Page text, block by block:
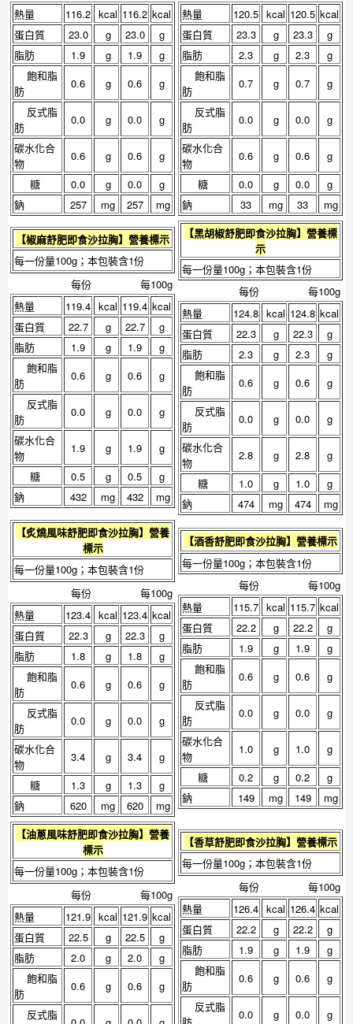
熱量
116.2 kcal 116.2 kcal
蛋白質
23.0 g 23.0
g
脂肪
1.9 g 1.9
g
飽和脂
肪
0.6 g 0.6
g
反式脂
肪
0.0 g 0.0
g
碳水化合
物
0.6 g 0.6
g
糖
0.0 g 0.0
g
鈉
257 mg 257 mg
熱量
120.5 kcal 120.5 kcal
蛋白質
23.3 g 23.3
g
脂肪
2.3 g 2.3
g
飽和脂
肪
0.7 g 0.7
g
反式脂
肪
0.0 g 0.0
g
碳水化合
物
0.6 g 0.6
g
糖
0.0 g 0.0
g
鈉
33 mg 33 mg
【椒麻舒肥即食沙拉胸】營養標示
每一份量100g；本包裝含1份
每份
每100g
熱量
119.4 kcal 119.4 kcal
蛋白質
22.7 g 22.7
g
脂肪
1.9 g 1.9
g
飽和脂
肪
0.6 g 0.6
g
反式脂
肪
0.0 g 0.0
g
碳水化合
物
1.9 g 1.9
g
糖
0.5 g 0.5
g
鈉
432 mg 432 mg
【黑胡椒舒肥即食沙拉胸】營養標
示
每一份量100g；本包裝含1份
每份
每100g
熱量
124.8 kcal 124.8 kcal
蛋白質
22.3 g 22.3
g
脂肪
2.3 g 2.3
g
飽和脂
肪
0.6 g 0.6
g
反式脂
肪
0.0 g 0.0
g
碳水化合
物
2.8 g 2.8
g
糖
1.0 g 1.0
g
鈉
474 mg 474
mg
【炙燒風味舒肥即食沙拉胸】營養
標示
每一份量100g；本包裝含1份
每份
每100g
熱量
123.4 kcal 123.4 kcal
蛋白質
22.3 g 22.3
g
脂肪
1.8 g 1.8
g
飽和脂
肪
0.6 g 0.6
g
反式脂
肪
0.0 g 0.0
g
碳水化合
物
3.4 g 3.4
g
糖
1.3 g 1.3
g
鈉
620 mg 620 mg
【酒香舒肥即食沙拉胸】營養標示
每一份量100g；本包裝含1份
每份
每100g
熱量
115.7 kcal 115.7 kcal
蛋白質
22.2 g 22.2
g
脂肪
1.9 g 1.9
g
飽和脂
肪
0.6 g 0.6
g
反式脂
肪
0.0 g 0.0
g
碳水化合
物
1.0 g 1.0
g
糖
0.2 g 0.2
g
鈉
149 mg 149 mg
【油蔥風味舒肥即食沙拉胸】營養
標示
每一份量100g；本包裝含1份
每份
每100g
熱量
121.9 kcal 121.9 kcal
蛋白質
22.5 g 22.5
g
脂肪
2.0 g 2.0
g
飽和脂
肪
0.6 g 0.6
g
反式脂
【香草舒肥即食沙拉胸】營養標示
每一份量100g；本包裝含1份
每份
每100g
熱量
126.4 kcal 126.4 kcal
蛋白質
22.2 g 22.2
g
脂肪
1.9 g 1.9
g
飽和脂
肪
0.6 g 0.6
g
反式脂
0.0 g 0.0 g